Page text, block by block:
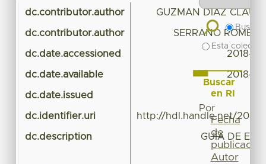
dc.contributor.author GUZMAN DIAZ
dc.contributor.author SERRANO
dc.date.accessioned 2018-
dc.date.available 2018-
dc.date.issued
dc.identifier.uri http://hdl.handle.net/
dc.description
GUÍA DE
Buscar
Esta
Buscar
en RI
Por
Fecha
de
publicación
Autor